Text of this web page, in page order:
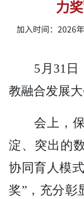
力
加入时间：2026
5月31日
教融合发展
会上，
淀、突出的
协同育人模
奖”，充分彰